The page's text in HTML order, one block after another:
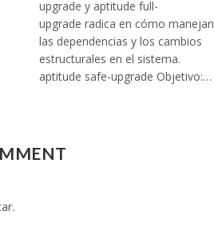
upgrade y aptitude full-
upgrade radica en cómo manejan
las dependencias y los cambios
estructurales en el sistema.
aptitude safe-upgrade Objetivo:…